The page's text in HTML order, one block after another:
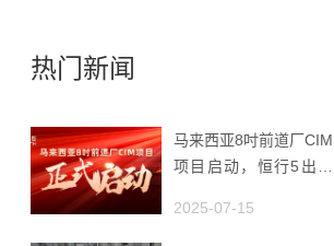
热门新闻
马来西亚8吋前道厂CIM
项目启动，恒行5出海
2025-07-15